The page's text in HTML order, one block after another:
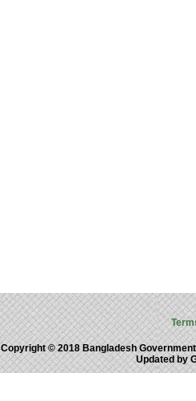
Copyright © 2018 Bangladesh
Updated by